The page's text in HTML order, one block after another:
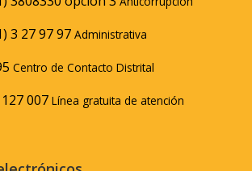
3 27 97 97 Administrativa
Centro de Contacto Distrital
007 Línea gratuita de atención